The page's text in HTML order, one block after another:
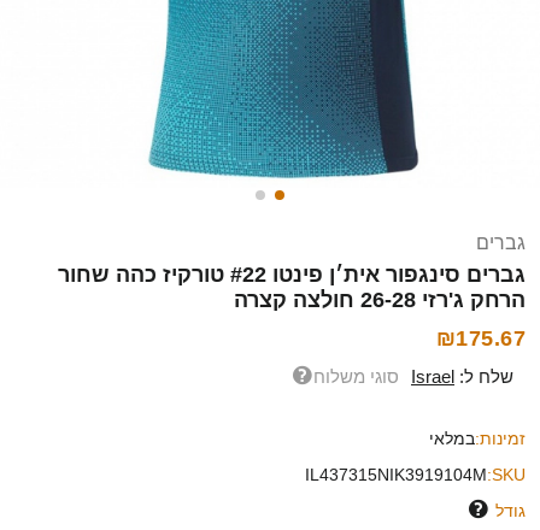
גברים
גברים סינגפור אית׳ן פינטו #22 טורקיז כהה שחור
הרחק ג'רזי 26-28 חולצה קצרה
₪175.67
שלח ל: Israel סוגי משלוח
זמינות:במלאי
SKU:
IL437315NIK3919104M
גודל